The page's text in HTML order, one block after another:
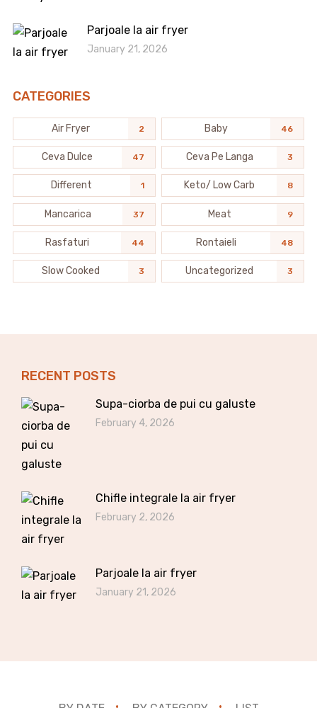
Parjoale la air fryer
January 21, 2026
CATEGORIES
Air Fryer 2 Baby 46
Ceva Dulce 47 Ceva Pe Langa 3
Different 1 Keto/ Low Carb 8
Mancarica 37 Meat 9
Rasfaturi 44 Rontaieli 48
Slow Cooked 3 Uncategorized 3
RECENT POSTS
Supa-ciorba de pui cu galuste
February 4, 2026
Chifle integrale la air fryer
February 2, 2026
Parjoale la air fryer
January 21, 2026